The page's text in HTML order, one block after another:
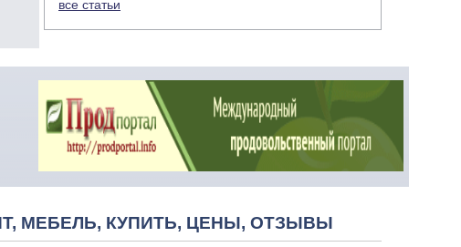
все статьи
МЕБЕЛЬ, КУПИТЬ, ЦЕНЫ, ОТЗЫВЫ